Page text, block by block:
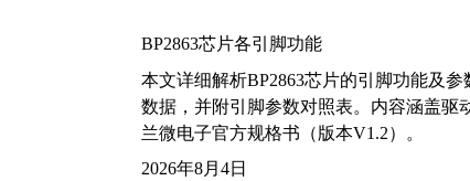
BP2863芯片各引脚功能
本文详细解析BP2863芯片的引脚功能及
数据，并附引脚参数对照表。内容涵盖驱
兰微电子官方规格书（版本V1.2）。
2026年8月4日